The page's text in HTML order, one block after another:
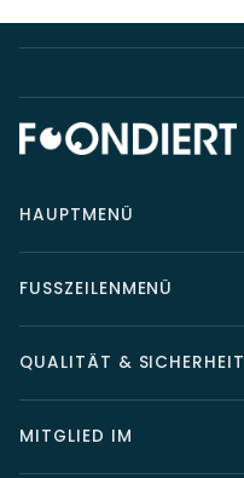
HAUPTMENÜ
FUSSZEILENMENÜ
QUALITÄT & SICHERHEIT
MITGLIED IM